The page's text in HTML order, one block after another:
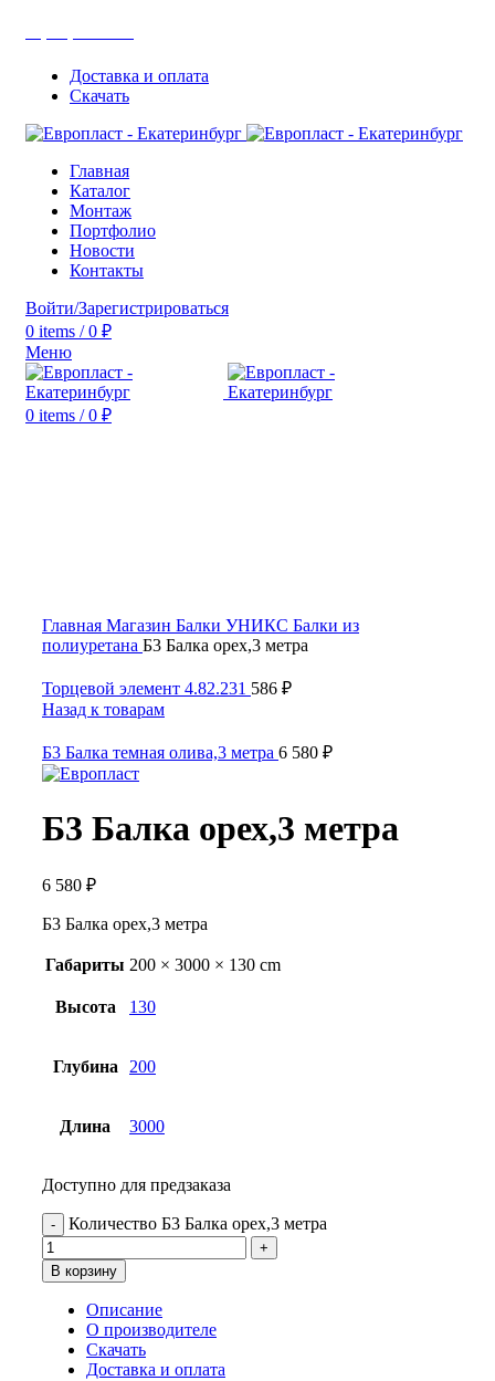
Доставка и оплата
Скачать
Главная
Каталог
Монтаж
Портфолио
Новости
Контакты
Войти/Зарегистрироваться
0 items / 0 ₽
Меню
0 items / 0 ₽
Главная Магазин Балки УНИКС Балки из
полиуретана Б3 Балка орех,3 метра
Торцевой элемент 4.82.231 586 ₽
Назад к товарам
Б3 Балка темная олива,3 метра 6 580 ₽
Б3 Балка орех,3 метра
6 580 ₽
Б3 Балка орех,3 метра
Габариты 200 × 3000 × 130 cm
Высота 130
Глубина 200
Длина 3000
Доступно для предзаказа
Количество Б3 Балка орех,3 метра
В корзину
Описание
О производителе
Скачать
Доставка и оплата